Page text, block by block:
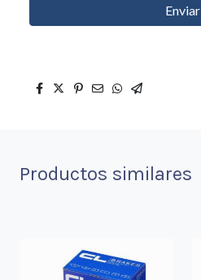
Enviar
Productos similares